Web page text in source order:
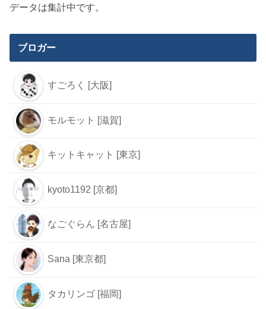
データは集計中です。
ブロガー
すごろく [大阪]
モルモット [滋賀]
キットキャット [東京]
kyoto1192 [京都]
なごぐらん [名古屋]
Sana [東京都]
タカリンゴ [福岡]